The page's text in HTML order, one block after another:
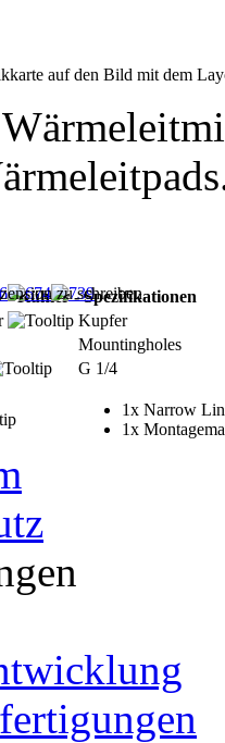
auf den Bild mit dem
- Kühler - Spezifikationen
Kupfer
Mountingholes
G 1/4
1x Narrow
1x
zu schreiben.